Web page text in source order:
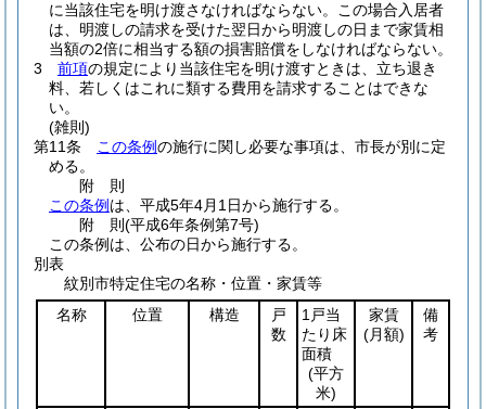
に当該住宅を明け渡さなければならない。
この場合入居者
は、明渡しの請求を受けた翌日から明渡しの日まで家賃相
当額の2倍に相当する額の損害賠償をしなければならない。
3
前項の規定により当該住宅を明け渡すときは、立ち退き
料、若しくはこれに類する費用を請求することはできな
い。
(雑則)
第11条
この条例の施行に関し必要な事項は、市長が別に定
める。
附 則
この条例 は、平成5年4月1日から施行する。
附 則(平成6年条例第7号)
この条例は、公布の日から施行する。
別表
紋別市特定住宅の名称・位置・家賃等
名称
位置 構造
戸
数
1戸当
たり床
面積
(平方
米)
家賃
(月額)
備
考